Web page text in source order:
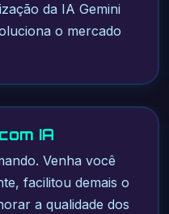
da IA Gemini
o mercado
IA
Venha você
facilitou demais o
a qualidade dos